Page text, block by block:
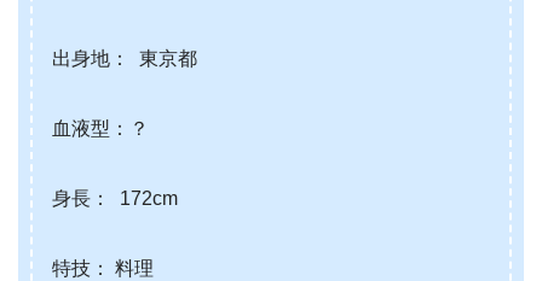
出身地： 東京都
血液型：？
身長： 172cm
特技： 料理